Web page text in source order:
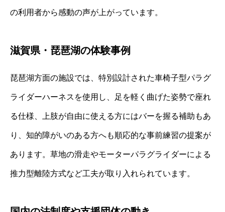
の利用者から感動の声が上がっています。
滋賀県・琵琶湖の体験事例
琵琶湖方面の施設では、特別設計された車椅子型パラグ
ライダーハーネスを使用し、足を軽く曲げた姿勢で座れ
る仕様、上肢が自由に使える方にはバーを握る補助もあ
り、知的障がいのある方へも順応的な事前練習の提案が
あります。草地の滑走やモーターパラグライダーによる
推力型離陸方式など工夫が取り入れられています。